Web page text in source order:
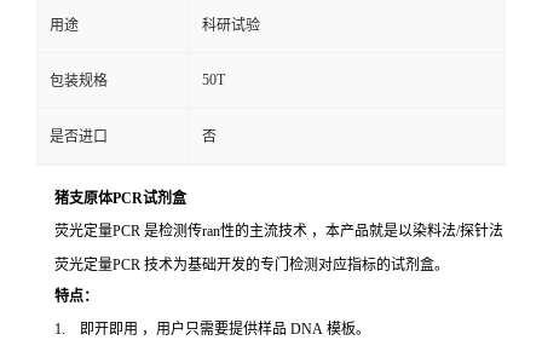
用途 科研试验
包装规格 50T
是否进口 否
猪支原体PCR试剂盒
荧光定量PCR 是检测传ran性的主流技术 ，本产品就是以染料法/探针法
荧光定量PCR 技术为基础开发的专门检测对应指标的试剂盒。
特点：
1. 即开即用 ，用户只需要提供样品 DNA 模板。